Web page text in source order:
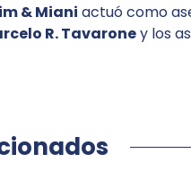
& Miani actuó como
R. Tavaroney los